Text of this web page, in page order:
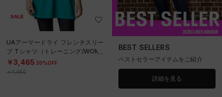
SALE
UAアーマードライ フレンチスリー
ブ Tシャツ（トレーニング/WOME
N）
￥3,465 30%OFF
￥4,950
BEST SELLERS
ベストセラーアイテムをご紹介
詳細を見る